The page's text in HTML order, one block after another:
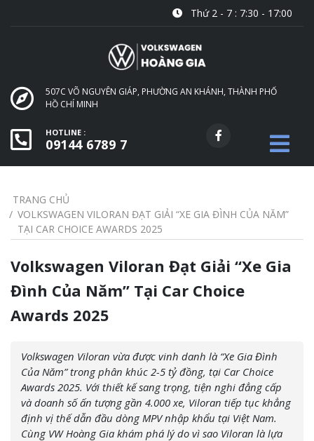
Thứ 2 - 7 : 7:30 - 17:00
507C VÕ NGUYÊN GIÁP, PHƯỜNG AN KHÁNH, THÀNH PHỐ
HỒ CHÍ MINH
HOTLINE :
09144 6789 7
TRANG CHỦ
VOLKSWAGEN VILORAN ĐẠT GIẢI “XE GIA ĐÌNH CỦA NĂM”
TẠI CAR CHOICE AWARDS 2025
Volkswagen Viloran Đạt Giải “Xe Gia
Đình Của Năm” Tại Car Choice
Awards 2025
Volkswagen Viloran vừa được vinh danh là “Xe Gia Đình
Của Năm” trong phân khúc 2-5 tỷ đồng, tại Car Choice
Awards 2025. Với thiết kế sang trọng, tiện nghi đẳng cấp
và doanh số ấn tượng gần 4.000 xe, Viloran tiếp tục khẳng
định vị thế dẫn đầu dòng MPV nhập khẩu tại Việt Nam.
Cùng VW Hoàng Gia khám phá lý do vì sao Viloran là lựa